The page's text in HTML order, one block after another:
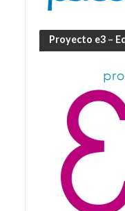
Proyecto e3 –